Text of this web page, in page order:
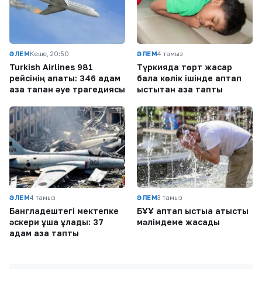
ӘЛЕМКеше, 20:50
Turkish Airlines 981
рейсінің апаты: 346 адам
қаза тапқан әуе трагедиясы
ӘЛЕМ4 тамыз
Түркияда төрт жасар
бала көлік ішінде аптап
ыстықтан қаза тапты
ӘЛЕМ4 тамыз
Бангладештегі мектепке
әскери ұшақ құлады: 37
адам қаза тапты
ӘЛЕМ3 тамыз
БҰҰ аптап ыстыққа қатысты
мәлімдеме жасады